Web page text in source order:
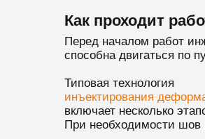
Как проходит
Перед началом работ
способна двигаться по
Типовая технология
инъектирования
включает несколько
При необходимости шов